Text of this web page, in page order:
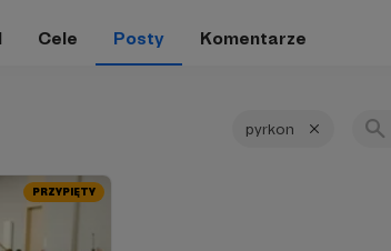
Cele Posty Komentarze
pyrkon
PRZYPIĘTY